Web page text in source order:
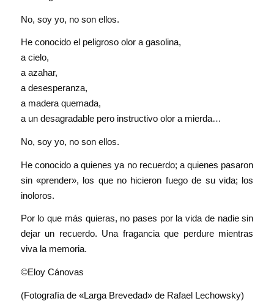
No, soy yo, no son ellos.
He conocido el peligroso olor a gasolina,
a cielo,
a azahar,
a desesperanza,
a madera quemada,
a un desagradable pero instructivo olor a mierda…
No, soy yo, no son ellos.
He conocido a quienes ya no recuerdo; a quienes pasaron
sin «prender», los que no hicieron fuego de su vida; los
inoloros.
Por lo que más quieras, no pases por la vida de nadie sin
dejar un recuerdo. Una fragancia que perdure mientras
viva la memoria.
©Eloy Cánovas
(Fotografía de «Larga Brevedad» de Rafael Lechowsky)